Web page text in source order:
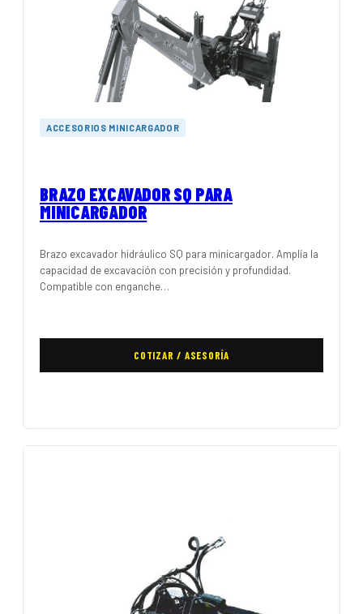
ACCESORIOS MINICARGADOR
BRAZO EXCAVADOR SQ PARA
MINICARGADOR
Brazo excavador hidráulico SQ para minicargador. Amplía la
capacidad de excavación con precisión y profundidad.
Compatible con enganche…
COTIZAR / ASESORÍA